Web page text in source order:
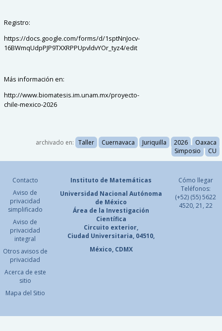
Registro:
https://docs.google.com/forms/d/1sptNnJocv-
16BWmqUdpPJP9TXXRPPUpvldvYOr_tyz4/edit
Más información en:
http://www.biomatesis.im.unam.mx/proyecto-
chile-mexico-2026
archivado en: Taller Cuernavaca Juriquilla 2026
Oaxaca
Simposio
CU
Contacto
Aviso de
privacidad
simplificado
Aviso de
privacidad
integral
Otros avisos de
privacidad
Acerca de este
sitio
Mapa del Sitio
Instituto de Matemáticas
Universidad Nacional Autónoma
de México
Área de la Investigación
Científica
Circuito exterior,
Ciudad Universitaria, 04510,
México, CDMX
Cómo llegar
Teléfonos:
(+52) (55) 5622
4520, 21, 22